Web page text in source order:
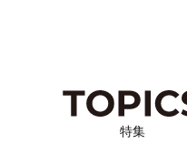
特集